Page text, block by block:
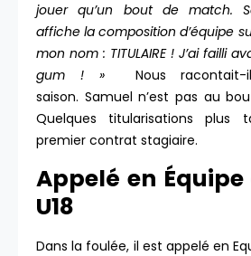
jouer qu’un bout de match.
affiche la composition d’équipe
mon nom : TITULAIRE ! J’ai failli
gum ! »
Nous
saison. Samuel n’est pas au
Quelques titularisations plus
premier contrat stagiaire.
Appelé en
U18
Dans la foulée, il est appelé en